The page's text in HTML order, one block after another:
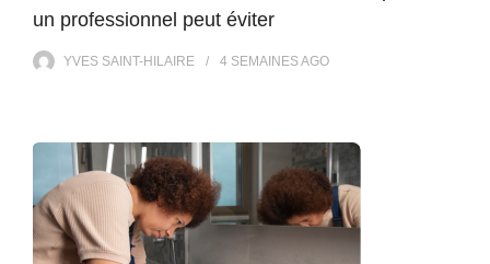
un professionnel peut éviter
YVES SAINT-HILAIRE 4 SEMAINESAGO